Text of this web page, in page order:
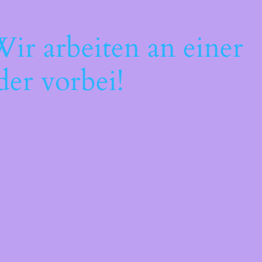
arbeiten an einer
vorbei!